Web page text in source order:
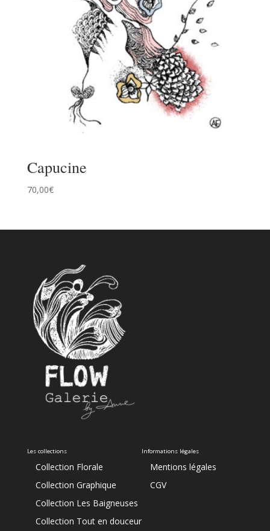
Capucine
70,00€
Les collections
Collection Florale
Collection Graphique
Collection Les Baigneuses
Collection Tout en douceur
Informations légales
Mentions légales
CGV